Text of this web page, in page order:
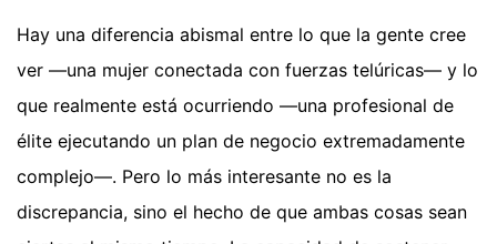
Hay una diferencia abismal entre lo que la gente cree
ver —una mujer conectada con fuerzas telúricas— y lo
que realmente está ocurriendo —una profesional de
élite ejecutando un plan de negocio extremadamente
complejo—. Pero lo más interesante no es la
discrepancia, sino el hecho de que ambas cosas sean